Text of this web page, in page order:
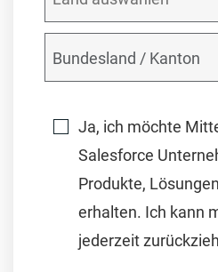
Ja, ich möchte
Salesforce
Produkte,
erhalten. Ich kann
jederzeit